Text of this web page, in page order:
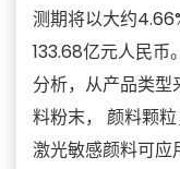
测期将以大约
133.68亿元人民币
分析，从产品类
料粉末， 颜料颗
激光敏感颜料可应